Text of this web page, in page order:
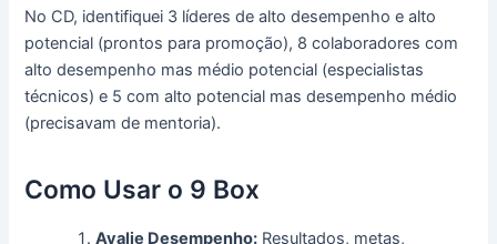
No CD, identifiquei 3 líderes de alto desempenho e alto
potencial (prontos para promoção), 8 colaboradores com
alto desempenho mas médio potencial (especialistas
técnicos) e 5 com alto potencial mas desempenho médio
(precisavam de mentoria).
Como Usar o 9 Box
Avalie Desempenho: Resultados, metas,